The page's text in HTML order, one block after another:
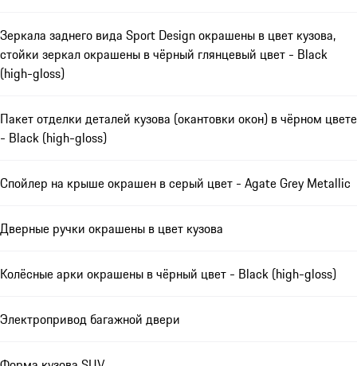
Зеркала заднего вида Sport Design окрашены в цвет кузова,
стойки зеркал окрашены в чёрный глянцевый цвет - Black
(high-gloss)
Пакет отделки деталей кузова (окантовки окон) в чёрном цвете
- Black (high-gloss)
Спойлер на крыше окрашен в серый цвет - Agate Grey Metallic
Дверные ручки окрашены в цвет кузова
Колёсные арки окрашены в чёрный цвет - Black (high-gloss)
Электропривод багажной двери